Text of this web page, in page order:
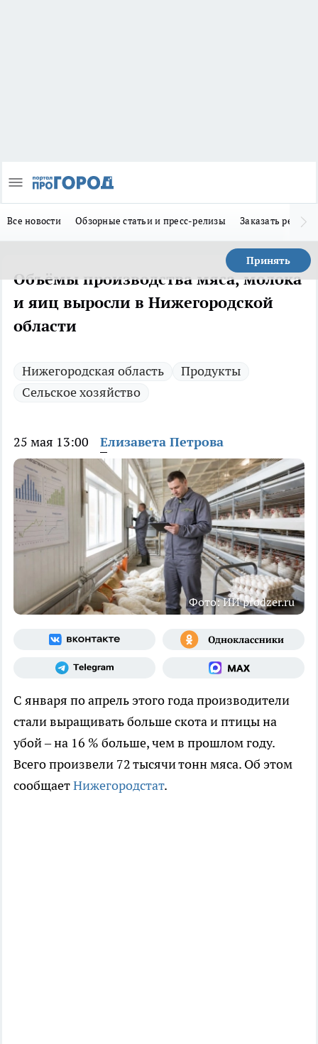
Все новости Обзорные статьи и пресс-релизы Заказать
Принять
Объёмы производства мяса, молока
и яиц выросли в Нижегородской
области
Нижегородская область
Продукты
Сельское хозяйство
25 мая 13:00 Елизавета Петрова
⁠Фото: ИИ prodzer.ru
С января по апрель этого года производители
стали выращивать больше скота и птицы на
убой – на 16 % больше, чем в прошлом году.
Всего произвели 72 тысячи тонн мяса. Об этом
сообщаетНижегородстат.